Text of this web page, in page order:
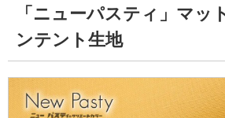
「ニューパスティ」マッ
ンテント生地